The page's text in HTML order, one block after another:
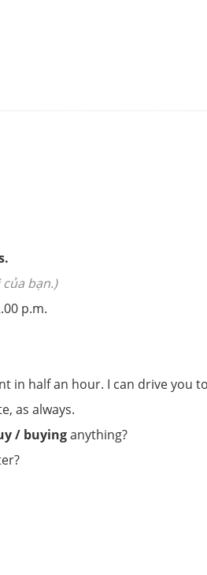
bạn.)
p.m.
in half an hour. I can drive you
as always.
/ buyinganything?